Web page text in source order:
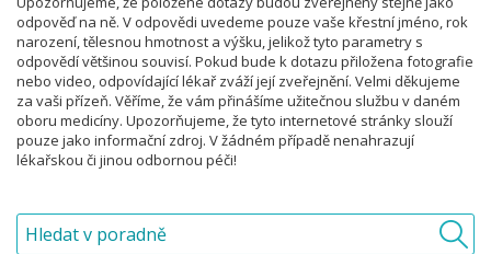
odpověď na ně. V odpovědi uvedeme pouze vaše křestní jméno, rok
narození, tělesnou hmotnost a výšku, jelikož tyto parametry s
odpovědí většinou souvisí. Pokud bude k dotazu přiložena fotografie
nebo video, odpovídající lékař zváží její zveřejnění. Velmi děkujeme
za vaši přízeň. Věříme, že vám přinášíme užitečnou službu v daném
oboru medicíny. Upozorňujeme, že tyto internetové stránky slouží
pouze jako informační zdroj. V žádném případě nenahrazují
lékařskou či jinou odbornou péči!